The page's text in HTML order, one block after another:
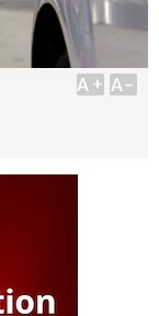
A+ A-